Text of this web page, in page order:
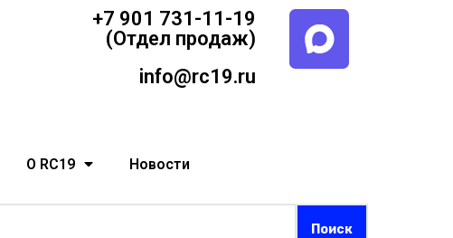
+7 901 731-11-19
(Отдел продаж)
info@rc19.ru
О RC19 Новости